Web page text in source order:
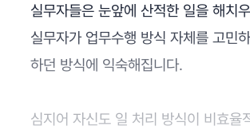
실무자들은 눈앞에 산적한 일을 해치
실무자가 업무수행 방식 자체를 고민
하던 방식에 익숙해집니다.
심지어 자신도 일 처리 방식이 비효율